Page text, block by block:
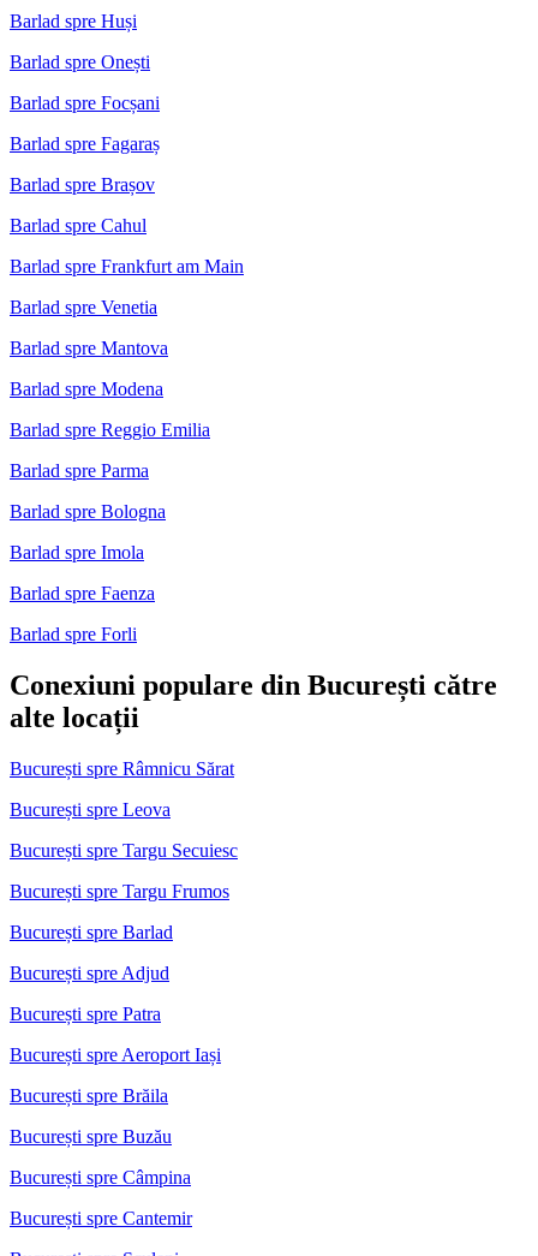
Barlad spre Huși
Barlad spre Onești
Barlad spre Focșani
Barlad spre Fagaraș
Barlad spre Brașov
Barlad spre Cahul
Barlad spre Frankfurt am Main
Barlad spre Venetia
Barlad spre Mantova
Barlad spre Modena
Barlad spre Reggio Emilia
Barlad spre Parma
Barlad spre Bologna
Barlad spre Imola
Barlad spre Faenza
Barlad spre Forli
Conexiuni populare din București către
alte locații
București spre Râmnicu Sărat
București spre Leova
București spre Targu Secuiesc
București spre Targu Frumos
București spre Barlad
București spre Adjud
București spre Patra
București spre Aeroport Iași
București spre Brăila
București spre Buzău
București spre Câmpina
București spre Cantemir